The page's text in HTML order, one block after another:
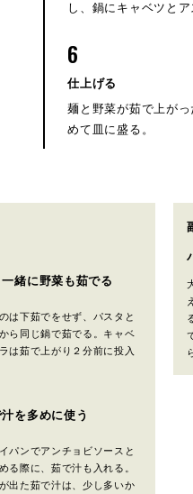
し、鍋にキャベツとア
6
仕上げる
麺と野菜が茹で上が
めて皿に盛る。
緒に野菜も茹でる
は下茹でをせず、パスタと
ら同じ鍋で茹でる。キャベ
は茹で上がり２分前に投入
を多めに使う
パンでアンチョビソースと
る際に、茹で汁も入れる。
出た茹で汁は、少し多いか